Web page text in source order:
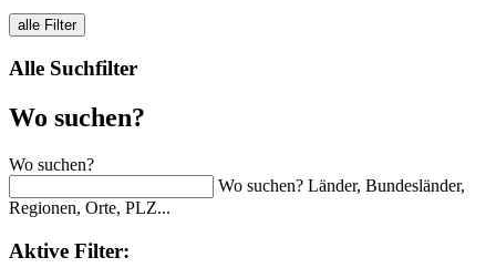
alle Filter
Alle Suchfilter
Wo suchen?
Wo suchen?
Wo suchen? Länder, Bundesländer,
Regionen, Orte, PLZ...
Aktive Filter: